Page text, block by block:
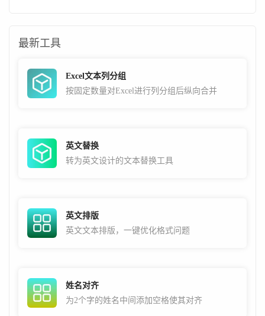
最新工具
Excel文本列分组
按固定数量对Excel进行列分组后纵向合并
英文替换
转为英文设计的文本替换工具
英文排版
英文文本排版，一键优化格式问题
姓名对齐
为2个字的姓名中间添加空格使其对齐